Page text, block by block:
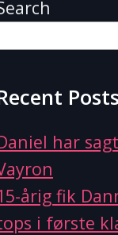
Posts
har
årig fik
i første